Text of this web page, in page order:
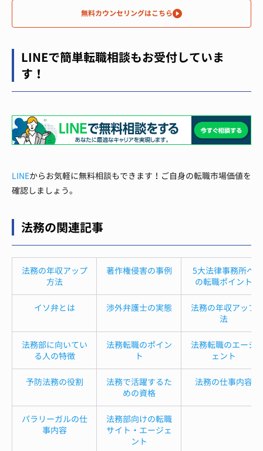
無料カウンセリングはこちら
LINEで簡単転職相談もお受付していま
す！
LINEからお気軽に無料相談もできます！ご自身の転職市場価値を
確認しましょう。
法務の関連記事
法務の年収アップ
方法
著作権侵害の事例
5大法律事務所へ
の転職ポイント
イソ弁とは 渉外弁護士の実態
法務の年収アップ
法
法務部に向いてい
る人の特徴
法務転職のポイン
ト
法務転職のエージ
ェント
予防法務の役割
法務で活躍するた
めの資格
法務の仕事内容
パラリーガルの仕
事内容
法務部向けの転職
サイト・エージェ
ント